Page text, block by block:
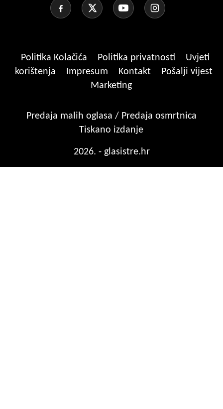
Politika Kolačića Politika privatnosti
Uvjeti
korištenja
Impresum Kontakt
Pošalji vijest
Marketing
Predaja malih oglasa / Predaja osmrtnica
Tiskano izdanje
2026. - glasistre.hr